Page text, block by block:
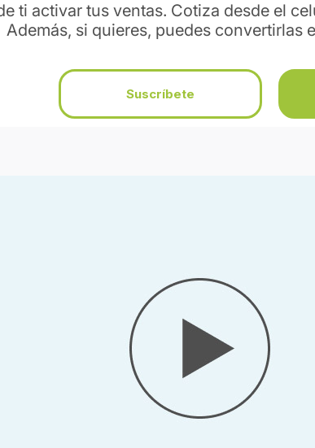
ti activar tus ventas. Cotiza desde el
Además, si quieres, puedes convertirlas
Suscríbete